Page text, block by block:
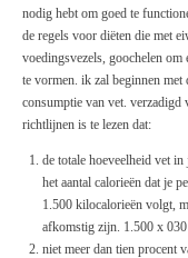
nodig hebt om goed te
de regels voor diëten die met
voedingsvezels, goochelen
te vormen. ik zal beginnen met
consumptie van vet. verzadigd
richtlijnen is te lezen dat:
de totale hoeveelheid vet
het aantal calorieën dat je
1.500 kilocalorieën volgt,
afkomstig zijn. 1.500 x
niet meer dan tien procent